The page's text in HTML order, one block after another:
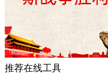
推荐在线工具